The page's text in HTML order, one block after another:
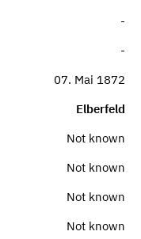
-
-
07. Mai 1872
Elberfeld
Not known
Not known
Not known
Not known